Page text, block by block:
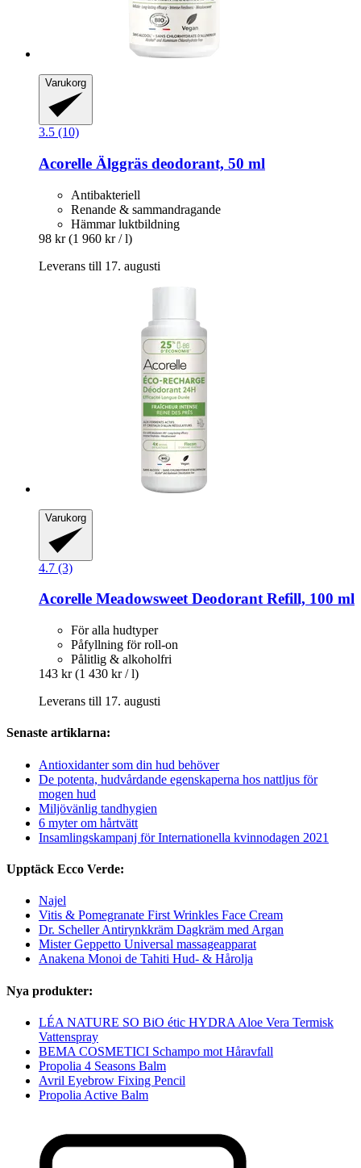
Varukorg
3.5 (10)
Acorelle Älggräs deodorant, 50 ml
Antibakteriell
Renande & sammandragande
Hämmar luktbildning
98 kr (1 960 kr / l)
Leverans till 17. augusti
Varukorg
4.7 (3)
Acorelle Meadowsweet Deodorant Refill, 100 ml
För alla hudtyper
Påfyllning för roll-on
Pålitlig & alkoholfri
143 kr (1 430 kr / l)
Leverans till 17. augusti
Senaste artiklarna:
Antioxidanter som din hud behöver
De potenta, hudvårdande egenskaperna hos nattljus för
mogen hud
Miljövänlig tandhygien
6 myter om hårtvätt
Insamlingskampanj för Internationella kvinnodagen 2021
Upptäck Ecco Verde:
Najel
Vitis & Pomegranate First Wrinkles Face Cream
Dr. Scheller Antirynkkräm Dagkräm med Argan
Mister Geppetto Universal massageapparat
Anakena Monoi de Tahiti Hud- & Hårolja
Nya produkter:
LÉA NATURE SO BiO étic HYDRA Aloe Vera Termisk
Vattenspray
BEMA COSMETICI Schampo mot Håravfall
Propolia 4 Seasons Balm
Avril Eyebrow Fixing Pencil
Propolia Active Balm